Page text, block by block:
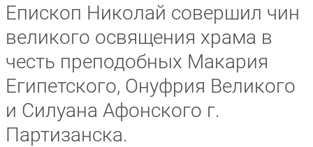
Епископ Николай совершил чин
великого освящения храма в
честь преподобных Макария
Египетского, Онуфрия Великого
и Силуана Афонского г.
Партизанска.